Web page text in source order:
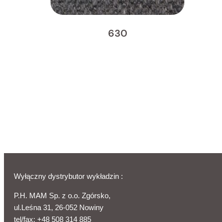
630
Wyłączny dystrybutor wykładzin :
P.H. MAM Sp. z o.o. Zgórsko,
ul.Leśna 31, 26-052 Nowiny
tel/fax: +48 508 314 885